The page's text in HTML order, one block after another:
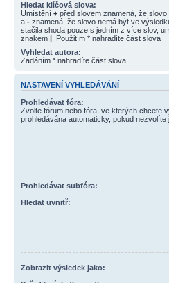
Hledat klíčová slova:
Umístění + před slovem znamená, že
a - znamená, že slovo nemá být ve
stačila shoda pouze s jedním z více slov,
znakem | . Použitím * nahradíte část slova
Vyhledat autora:
Zadáním * nahradíte část slova
NASTAVENÍ VYHLEDÁVÁNÍ
Prohledávat fóra:
Zvolte fórum nebo fóra, ve kterých chcete
prohledávána automaticky, pokud nezvolíte
Prohledávat subfóra:
Hledat uvnitř:
Zobrazit výsledek jako: